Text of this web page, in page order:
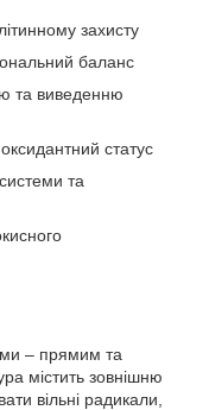
захисту
баланс
та виведенню
статус
та
– прямим та
містить зовнішню
вільні радикали,